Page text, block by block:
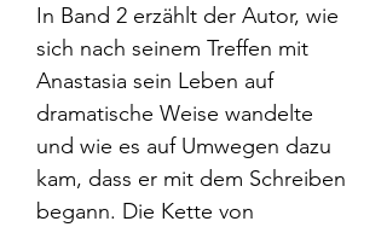
In Band 2 erzählt der Autor, wie
sich nach seinem Treffen mit
Anastasia sein Leben auf
dramatische Weise wandelte
und wie es auf Umwegen dazu
kam, dass er mit dem Schreiben
begann. Die Kette von